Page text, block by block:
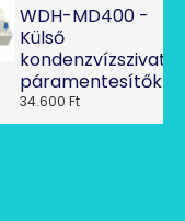
WDH-MD400 -
Külső
34.600 Ft